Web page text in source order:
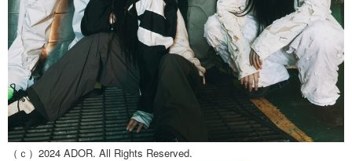
（ｃ）2024 ADOR. All Rights Reserved.